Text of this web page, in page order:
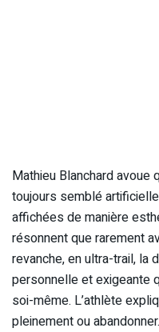
Mathieu Blanchard avoue
toujours semblé
affichées de manière
résonnent que rarement
revanche, en ultra-trail, la
personnelle et exigeante
soi-même. L’athlète
pleinement ou abandonner.